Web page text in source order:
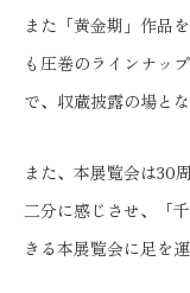
また「黄金期」作品
も圧巻のラインナッ
で、収蔵披露の場と
また、本展覧会は30
二分に感じさせ、「
きる本展覧会に足を